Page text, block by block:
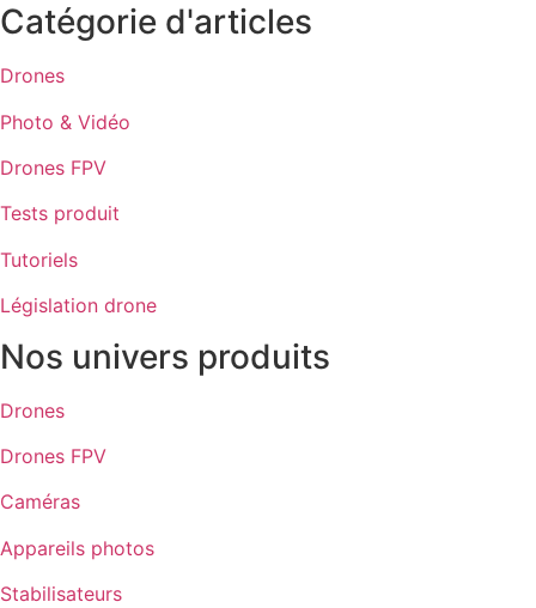
Catégorie d'articles
Drones
Photo & Vidéo
Drones FPV
Tests produit
Tutoriels
Législation drone
Nos univers produits
Drones
Drones FPV
Caméras
Appareils photos
Stabilisateurs